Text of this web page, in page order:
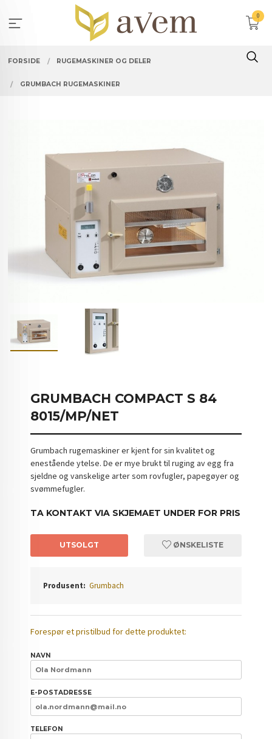
innholdet
0
FORSIDE RUGEMASKINER OG DELER
GRUMBACH RUGEMASKINER
GRUMBACH COMPACT S 84
8015/MP/NET
Grumbach rugemaskiner er kjent for sin kvalitet og
enestående ytelse. De er mye brukt til ruging av egg fra
sjeldne og vanskelige arter som rovfugler, papegøyer og
svømmefugler.
TA KONTAKT VIA SKJEMAET UNDER FOR PRIS
UTSOLGT ØNSKELISTE
Produsent: Grumbach
Forespør et pristilbud for dette produktet:
NAVN
E-POSTADRESSE
TELEFON